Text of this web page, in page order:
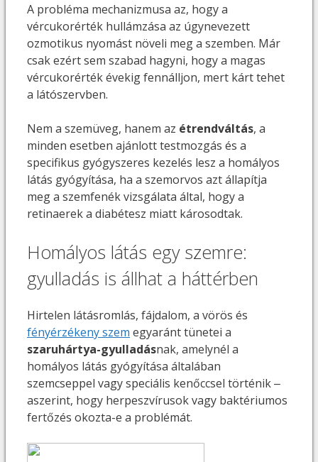
A probléma mechanizmusa az, hogy a
vércukorérték hullámzása az úgynevezett
ozmotikus nyomást növeli meg a szemben. Már
csak ezért sem szabad hagyni, hogy a magas
vércukorérték évekig fennálljon, mert kárt tehet
a látószervben.
Nem a szemüveg, hanem az étrendváltás, a
minden esetben ajánlott testmozgás és a
specifikus gyógyszeres kezelés lesz a homályos
látás gyógyítása, ha a szemorvos azt állapítja
meg a szemfenék vizsgálata által, hogy a
retinaerek a diabétesz miatt károsodtak.
Homályos látás egy szemre:
gyulladás is állhat a háttérben
Hirtelen látásromlás, fájdalom, a vörös és
fényérzékeny szem egyaránt tünetei a
szaruhártya-gyulladásnak, amelynél a
homályos látás gyógyítása általában
szemcseppel vagy speciális kenőccsel történik ‒
aszerint, hogy herpeszvírusok vagy baktériumos
fertőzés okozta-e a problémát.